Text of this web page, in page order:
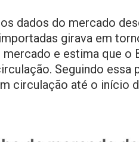
dados do mercado
girava em
e estima que o
Seguindo essa
circulação até o início